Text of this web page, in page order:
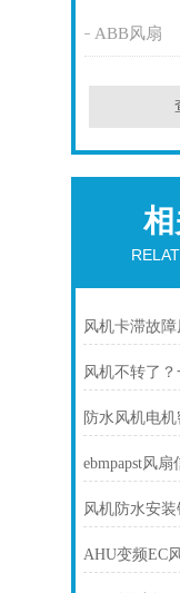
ABB风扇
ebmpapst风
风机防水安